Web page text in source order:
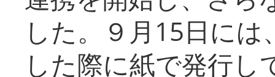
した。９月15日に
した際に紙で発行し